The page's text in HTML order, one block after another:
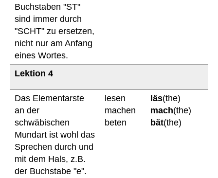
Buchstaben "ST"
sind immer durch
"SCHT" zu ersetzen,
nicht nur am Anfang
eines Wortes.
Lektion 4
Das Elementarste
an der
schwäbischen
Mundart ist wohl das
Sprechen durch und
mit dem Hals, z.B.
der Buchstabe "e".
lesen
machen
beten
läs(the)
mach(the)
bät(the)